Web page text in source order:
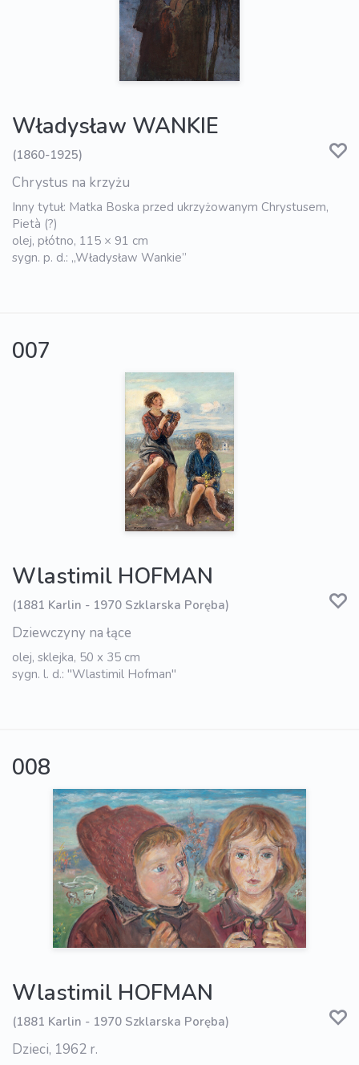
Władysław WANKIE
(1860-1925)
Chrystus na krzyżu
Inny tytuł: Matka Boska przed ukrzyżowanym Chrystusem,
Pietà (?)
olej, płótno, 115 × 91 cm
sygn. p. d.: „Władysław Wankie”
007
Wlastimil HOFMAN
(1881 Karlin - 1970 Szklarska Poręba)
Dziewczyny na łące
olej, sklejka, 50 x 35 cm
sygn. l. d.: "Wlastimil Hofman"
008
Wlastimil HOFMAN
(1881 Karlin - 1970 Szklarska Poręba)
Dzieci, 1962 r.